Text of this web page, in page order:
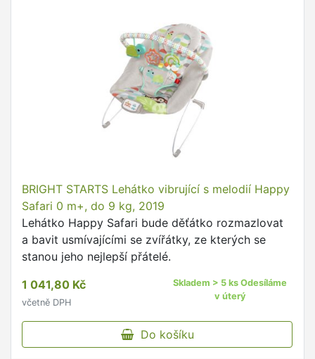
BRIGHT STARTS Lehátko vibrující s melodií Happy
Safari 0 m+, do 9 kg, 2019
Lehátko Happy Safari bude děťátko rozmazlovat
a bavit usmívajícími se zvířátky, ze kterých se
stanou jeho nejlepší přátelé.
1 041,80 Kč
včetně DPH
Skladem > 5 ks Odesíláme
v úterý
Do košíku